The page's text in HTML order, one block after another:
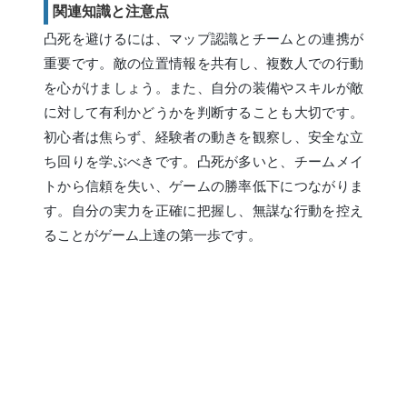
関連知識と注意点
凸死を避けるには、マップ認識とチームとの連携が
重要です。敵の位置情報を共有し、複数人での行動
を心がけましょう。また、自分の装備やスキルが敵
に対して有利かどうかを判断することも大切です。
初心者は焦らず、経験者の動きを観察し、安全な立
ち回りを学ぶべきです。凸死が多いと、チームメイ
トから信頼を失い、ゲームの勝率低下につながりま
す。自分の実力を正確に把握し、無謀な行動を控え
ることがゲーム上達の第一歩です。